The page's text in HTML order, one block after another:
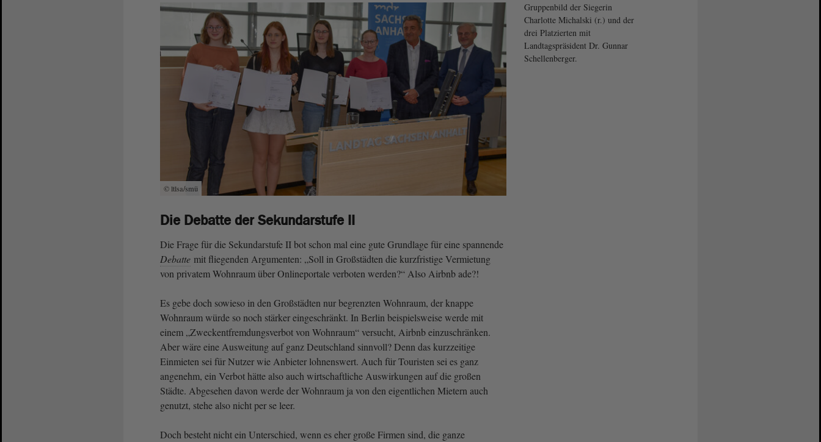
© ltlsa/smü
Gruppenbild der Siegerin
Charlotte Michalski (r.) und der
drei Platzierten mit
Landtagspräsident Dr. Gunnar
Schellenberger.
Die Debatte der Sekundarstufe II
Die Frage für die Sekundarstufe II bot schon mal eine gute Grundlage für eine spannende
Debatte mit fliegenden Argumenten: „Soll in Großstädten die kurzfristige Vermietung
von privatem Wohnraum über Onlineportale verboten werden?“ Also Airbnb ade?!
Es gebe doch sowieso in den Großstädten nur begrenzten Wohnraum, der knappe
Wohnraum würde so noch stärker eingeschränkt. In Berlin beispielsweise werde mit
einem „Zweckentfremdungsverbot von Wohnraum“ versucht, Airbnb einzuschränken.
Aber wäre eine Ausweitung auf ganz Deutschland sinnvoll? Denn das kurzzeitige
Einmieten sei für Nutzer wie Anbieter lohnenswert. Auch für Touristen sei es ganz
angenehm, ein Verbot hätte also auch wirtschaftliche Auswirkungen auf die großen
Städte. Abgesehen davon werde der Wohnraum ja von den eigentlichen Mietern auch
genutzt, stehe also nicht per se leer.
Doch besteht nicht ein Unterschied, wenn es eher große Firmen sind, die ganze